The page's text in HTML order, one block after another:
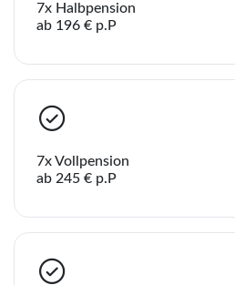
7x Halbpension
ab 196 € p.P
7x Vollpension
ab 245 € p.P